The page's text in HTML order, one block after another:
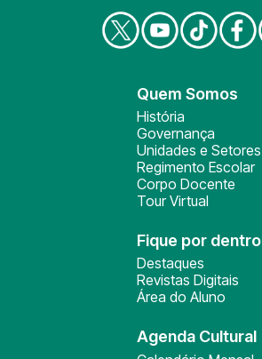
Quem Somos
História
Governança
Unidades e Setores
Regimento Escolar
Corpo Docente
Tour Virtual
Fique por dentro
Destaques
Revistas Digitais
Área do Aluno
Agenda Cultural